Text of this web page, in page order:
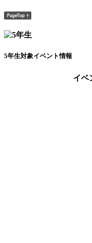
5年生対象イベント情報
イベ